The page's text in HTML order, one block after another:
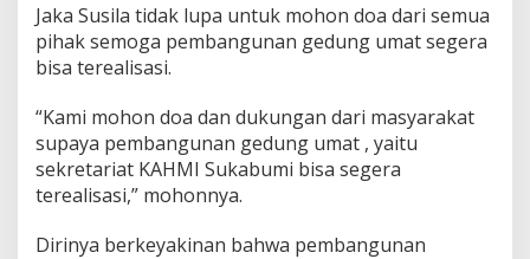
Jaka Susila tidak lupa untuk mohon doa dari semua
pihak semoga pembangunan gedung umat segera
bisa terealisasi.
“Kami mohon doa dan dukungan dari masyarakat
supaya pembangunan gedung umat , yaitu
sekretariat KAHMI Sukabumi bisa segera
terealisasi,” mohonnya.
Dirinya berkeyakinan bahwa pembangunan